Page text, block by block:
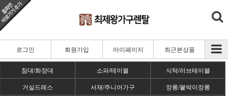
로그인 회원가입 마이페이지 최근본상품
침대/화장대 소파/테이블
식탁/러브테이블
거실드레스
서재/주니어가구
장롱/붙박이장롱